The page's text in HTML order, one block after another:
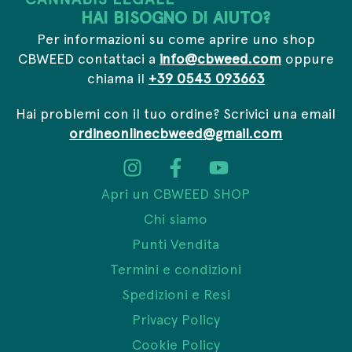
Apri un CBWEED SHOP
Chi siamo
Punti Vendita
Termini e condizioni
Spedizioni e Resi
Privacy Policy
Cookie Policy
HAI BISOGNO DI AIUTO?
Per informazioni su come aprire uno shop
CBWEED contattaci a info@cbweed.comoppure
chiama il +39 0543 093663
Hai problemi con il tuo ordine? Scrivici una email
ordineonlinecbweed@gmail.com